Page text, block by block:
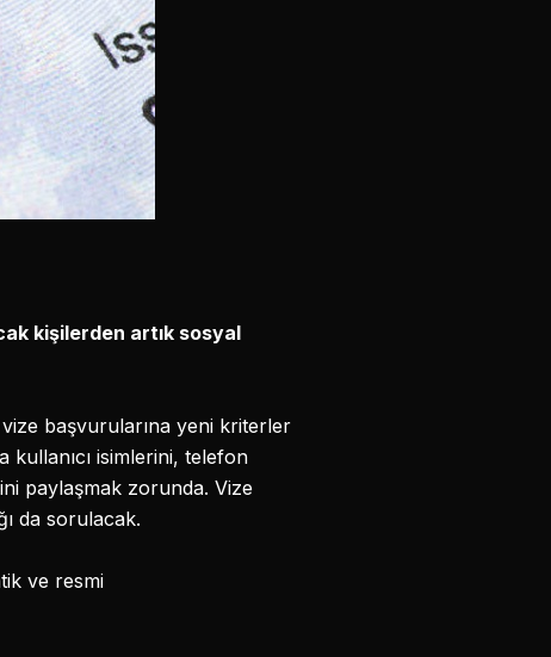
kişilerden artık sosyal
vize başvurularına yeni kriterler
kullanıcı isimlerini, telefon
paylaşmak zorunda. Vize
da sorulacak.
ve resmi